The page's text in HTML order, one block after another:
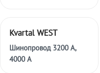
Kvartal WEST
Шинопровод 3200 А,
4000 А